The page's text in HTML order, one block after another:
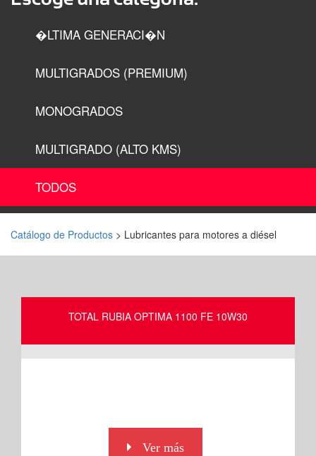
�LTIMA GENERACI�N
MULTIGRADOS (PREMIUM)
MONOGRADOS
MULTIGRADO (ALTO KMS)
TODOS
Catálogo de Productos > Lubricantes para motores a diésel
TOTAL RUBIA OPTIMA 1100 FE 10W30
Ver más